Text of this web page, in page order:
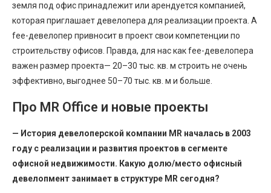
земля под офис принадлежит или арендуется компанией,
которая приглашает девелопера для реализации проекта. А
fee-девелопер привносит в проект свои компетенции по
строительству офисов. Правда, для нас как fee-девелопера
важен размер проекта— 20–30 тыс. кв. м строить не очень
эффективно, выгоднее 50–70 тыс. кв. м и больше.
Про MR Office и новые проекты
— История девелоперской компании MR началась в 2003
году с реализации и развития проектов в сегменте
офисной недвижимости. Какую долю/место офисный
девелопмент занимает в структуре MR сегодня?